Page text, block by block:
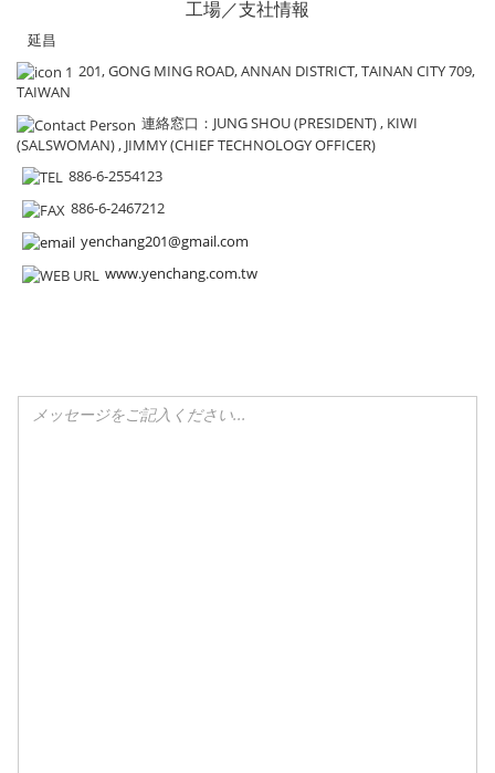
工場／支社情報
延昌
201, GONG MING ROAD, ANNAN DISTRICT, TAINAN CITY 709,
TAIWAN
連絡窓口 ：JUNG SHOU (PRESIDENT) , KIWI
(SALSWOMAN) , JIMMY (CHIEF TECHNOLOGY OFFICER)
886-6-2554123
886-6-2467212
yenchang201@gmail.com
www.yenchang.com.tw